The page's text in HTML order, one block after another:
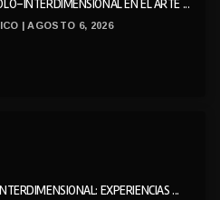
INTERDIMENSIONAL EN EL ARTE ...
| AGOSTO 6, 2026
EXPERIENCIAS ...